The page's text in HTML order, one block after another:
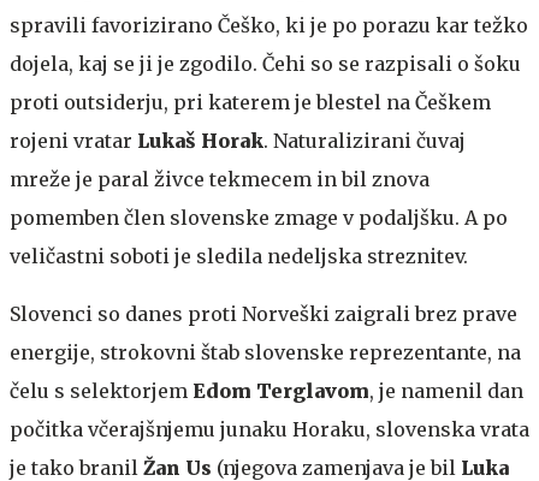
spravili favorizirano Češko, ki je po porazu kar težko
dojela, kaj se ji je zgodilo. Čehi so se razpisali o šoku
proti outsiderju, pri katerem je blestel na Češkem
rojeni vratar Lukaš Horak. Naturalizirani čuvaj
mreže je paral živce tekmecem in bil znova
pomemben člen slovenske zmage v podaljšku. A po
veličastni soboti je sledila nedeljska streznitev.
Slovenci so danes proti Norveški zaigrali brez prave
energije, strokovni štab slovenske reprezentante, na
čelu s selektorjem Edom Terglavom, je namenil dan
počitka včerajšnjemu junaku Horaku, slovenska vrata
je tako branil Žan Us (njegova zamenjava je bil Luka